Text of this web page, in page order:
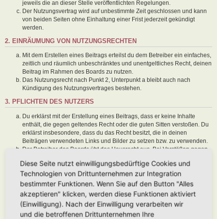
jeweils die an dieser Stelle veröffentlichten Regelungen.
Der Nutzungsvertrag wird auf unbestimmte Zeit geschlossen und kann
von beiden Seiten ohne Einhaltung einer Frist jederzeit gekündigt
werden.
2. EINRÄUMUNG VON NUTZUNGSRECHTEN
Mit dem Erstellen eines Beitrags erteilst du dem Betreiber ein einfaches,
zeitlich und räumlich unbeschränktes und unentgeltliches Recht, deinen
Beitrag im Rahmen des Boards zu nutzen.
Das Nutzungsrecht nach Punkt 2, Unterpunkt a bleibt auch nach
Kündigung des Nutzungsvertrages bestehen.
3. PFLICHTEN DES NUTZERS
Du erklärst mit der Erstellung eines Beitrags, dass er keine Inhalte
enthält, die gegen geltendes Recht oder die guten Sitten verstoßen. Du
erklärst insbesondere, dass du das Recht besitzt, die in deinen
Beiträgen verwendeten Links und Bilder zu setzen bzw. zu verwenden.
Der Betreiber des Boards übt das Hausrecht aus. Bei Verstößen gegen
Regeln kann der Betreiber dich nach Abmahnung zeitweise oder
dauerhaft von der Nutzung dieses Boards ausschließen und dir ein
Hausverbot erteilen.
Du nimmst zur Kenntnis, dass der Betreiber keine Verantwortung für die
Inhalte von Beiträgen übernimmt, die er nicht selbst erstellt hat oder die
er nicht zur Kenntnis genommen hat. Du gestattest dem Betreiber, dein
Benutzerkonto, Beiträge und Funktionen jederzeit zu löschen oder zu
Diese Seite nutzt einwilligungsbedürftige Cookies und
Technologien von Drittunternehmen zur Integration
bestimmter Funktionen. Wenn Sie auf den Button "Alles
akzeptieren" klicken, werden diese Funktionen aktiviert
(Einwilligung). Nach der Einwilligung verarbeiten wir
und die betroffenen Drittunternehmen Ihre